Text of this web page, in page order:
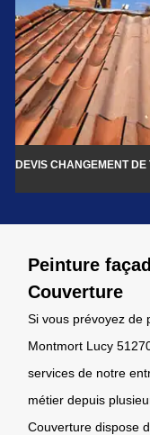
DEVIS CHANGEMENT DE
Peinture
Couverture
Si vous prévoyez de
Montmort Lucy
services de notre
métier depuis
Couverture dispose